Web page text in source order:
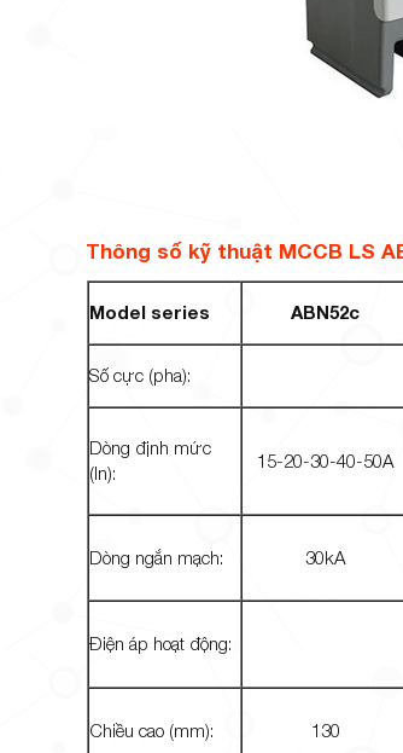
Thông số kỹ thuật MCCB LS
Model series ABN52c
Số cực (pha):
Dòng định mức
(In):
15-20-30-40-50A
Dòng ngắn mạch: 30kA
Điện áp hoạt động:
Chiều cao (mm): 130